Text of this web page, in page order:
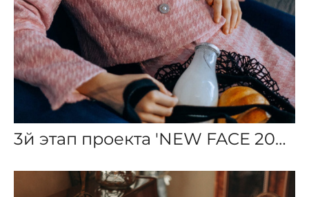
3й этап проекта 'NEW FACE 2022'